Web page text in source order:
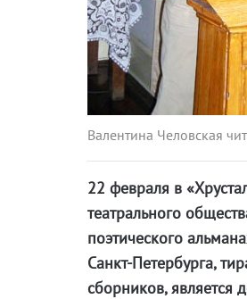
Валентина Человская
22 февраля в
театрального
поэтического
Санкт-Петербурга,
сборников, является